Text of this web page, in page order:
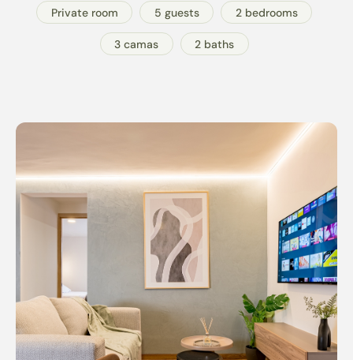
Private room 5 guests 2 bedrooms
3 camas 2 baths